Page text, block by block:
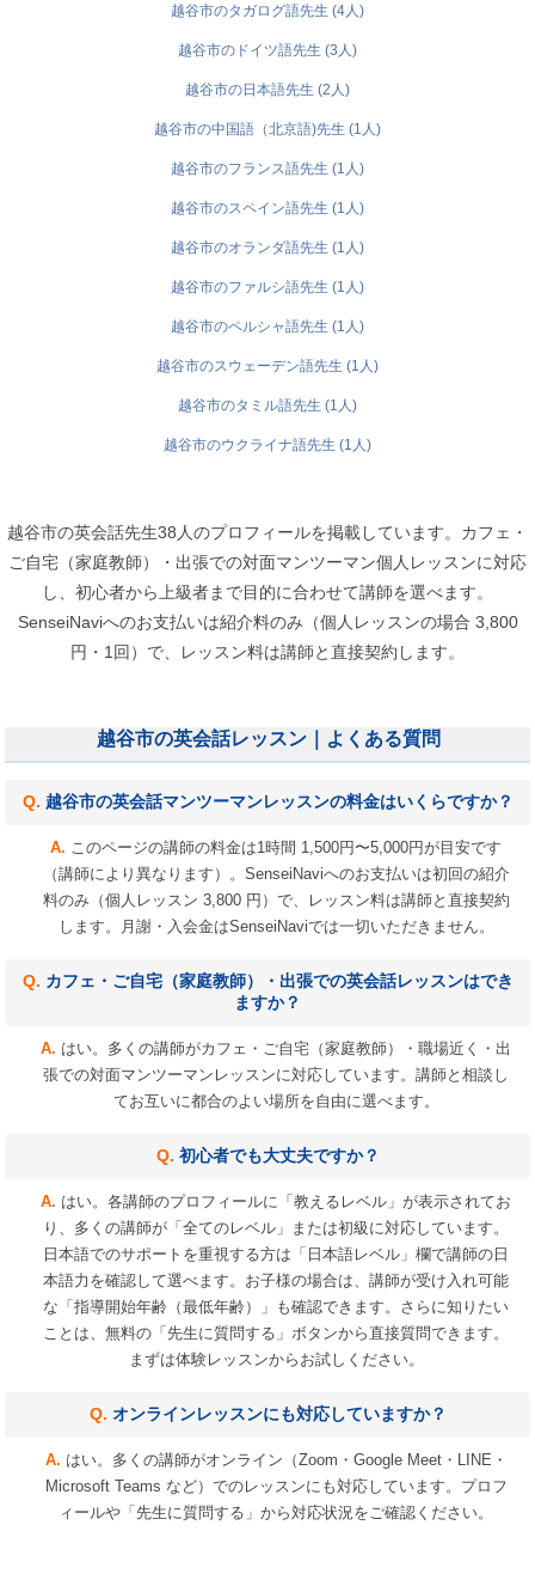
越谷市のタガログ語先生 (4人)
越谷市のドイツ語先生 (3人)
越谷市の日本語先生 (2人)
越谷市の中国語（北京語)先生 (1人)
越谷市のフランス語先生 (1人)
越谷市のスペイン語先生 (1人)
越谷市のオランダ語先生 (1人)
越谷市のファルシ語先生 (1人)
越谷市のペルシャ語先生 (1人)
越谷市のスウェーデン語先生 (1人)
越谷市のタミル語先生 (1人)
越谷市のウクライナ語先生 (1人)
越谷市の英会話先生38人のプロフィールを掲載しています。カフェ・
ご自宅（家庭教師）・出張での対面マンツーマン個人レッスンに対応
し、初心者から上級者まで目的に合わせて講師を選べます。
SenseiNaviへのお支払いは紹介料のみ（個人レッスンの場合 3,800
円・1回）で、レッスン料は講師と直接契約します。
越谷市の英会話レッスン｜よくある質問
越谷市の英会話マンツーマンレッスンの料金はいくらですか？
このページの講師の料金は1時間 1,500円〜5,000円が目安です
（講師により異なります）。SenseiNaviへのお支払いは初回の紹介
料のみ（個人レッスン 3,800 円）で、レッスン料は講師と直接契約
します。月謝・入会金はSenseiNaviでは一切いただきません。
カフェ・ご自宅（家庭教師）・出張での英会話レッスンはでき
ますか？
はい。多くの講師がカフェ・ご自宅（家庭教師）・職場近く・出
張での対面マンツーマンレッスンに対応しています。講師と相談し
てお互いに都合のよい場所を自由に選べます。
初心者でも大丈夫ですか？
はい。各講師のプロフィールに「教えるレベル」が表示されてお
り、多くの講師が「全てのレベル」または初級に対応しています。
日本語でのサポートを重視する方は「日本語レベル」欄で講師の日
本語力を確認して選べます。お子様の場合は、講師が受け入れ可能
な「指導開始年齢（最低年齢）」も確認できます。さらに知りたい
ことは、無料の「先生に質問する」ボタンから直接質問できます。
まずは体験レッスンからお試しください。
オンラインレッスンにも対応していますか？
はい。多くの講師がオンライン（Zoom・Google Meet・LINE・
Microsoft Teams など）でのレッスンにも対応しています。プロフ
ィールや「先生に質問する」から対応状況をご確認ください。